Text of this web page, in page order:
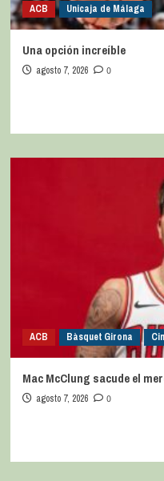
ACB Unicaja de Málaga
Una opción increíble
agosto 7, 2026 0
ACB Bàsquet Girona
Mac McClung sacude el
agosto 7, 2026 0